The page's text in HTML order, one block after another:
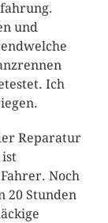
und
Ich
Reparatur
ist
Noch
20 Stunden